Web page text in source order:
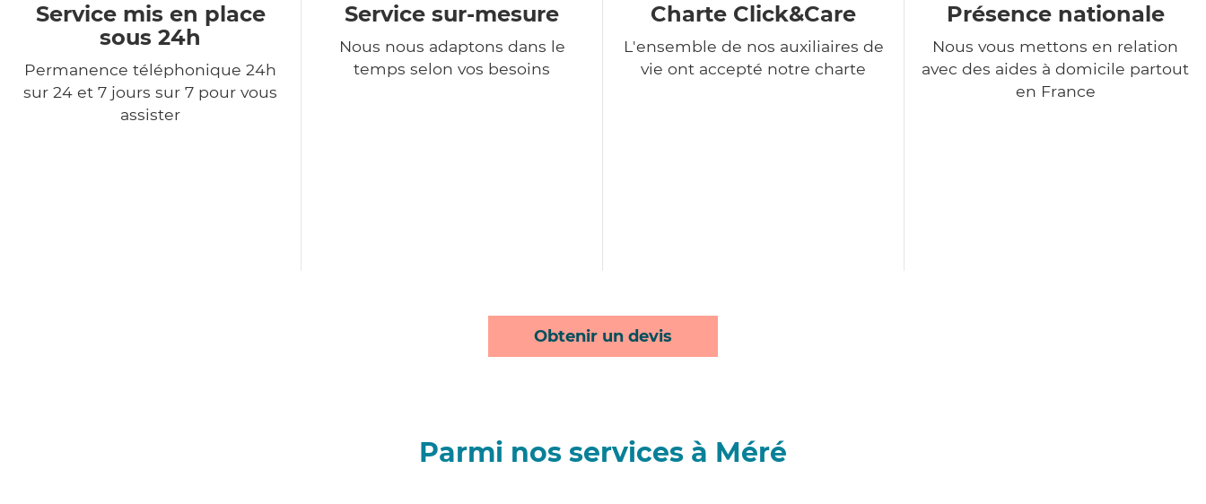
Service mis en place
sous 24h
Permanence téléphonique 24h
sur 24 et 7 jours sur 7 pour vous
assister
Service sur-mesure
Nous nous adaptons dans le
temps selon vos besoins
Charte Click&Care
L'ensemble de nos auxiliaires de
vie ont accepté notre charte
Présence nationale
Nous vous mettons en relation
avec des aides à domicile partout
en France
Obtenir un devis
Parmi nos services à Méré